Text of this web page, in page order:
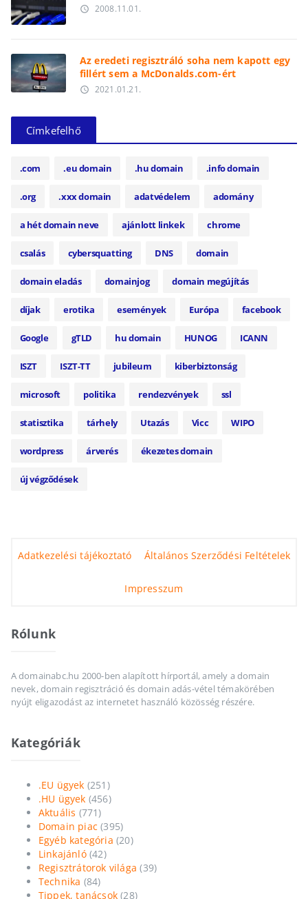
access_time 2008.11.01.
Az eredeti regisztráló soha nem kapott egy
fillért sem a McDonalds.com-ért
access_time 2021.01.21.
Címkefelhő
.com .eu domain .hu domain .info domain
.org .xxx domain adatvédelem adomány
a hét domain neve ajánlott linkek chrome
csalás cybersquatting DNS domain
domain eladás domainjog domain megújítás
díjak erotika események Európa facebook
Google gTLD hu domain HUNOG ICANN
ISZT ISZT-TT jubileum kiberbiztonság
microsoft politika rendezvények ssl
statisztika tárhely Utazás Vicc WIPO
wordpress árverés ékezetes domain
új végződések
Adatkezelési tájékoztató Általános Szerződési Feltételek
Impresszum
Rólunk
A domainabc.hu 2000-ben alapított hírportál, amely a domain
nevek, domain regisztráció és domain adás-vétel témakörében
nyújt eligazodást az internetet használó közösség részére.
Kategóriák
.EU ügyek (251)
.HU ügyek (456)
Aktuális (771)
Domain piac (395)
Egyéb kategória (20)
Linkajánló(42)
Regisztrátorok világa (39)
Technika (84)
Tippek, tanácsok (28)